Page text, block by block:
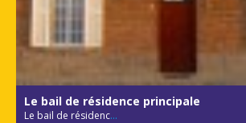
Le bail de résidence principale
Le bail de résidenc...